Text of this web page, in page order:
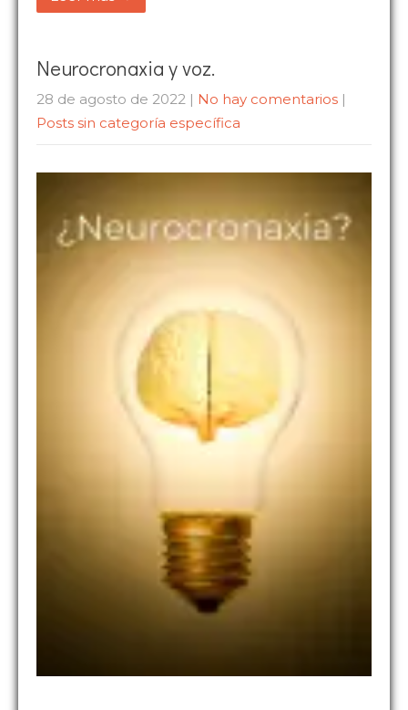
Neurocronaxia y voz.
28 de agosto de 2022 | No hay comentarios |
Posts sin categoría específica